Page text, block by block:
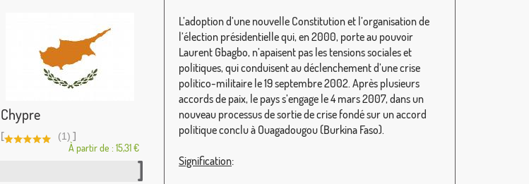
Chypre
[ (1) ]
À partir de : 15,31 €
L’adoption d’une nouvelle Constitution et l’organisation de
l’élection présidentielle qui, en 2000, porte au pouvoir
Laurent Gbagbo, n’apaisent pas les tensions sociales et
politiques, qui conduisent au déclenchement d’une crise
politico-militaire le 19 septembre 2002. Après plusieurs
accords de paix, le pays s’engage le 4 mars 2007, dans un
nouveau processus de sortie de crise fondé sur un accord
politique conclu à Ouagadougou (Burkina Faso).
Signification: